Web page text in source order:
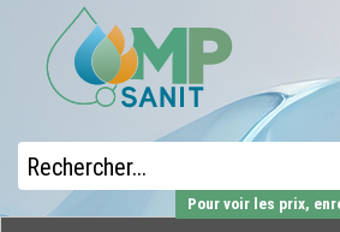
Pour voir les prix,